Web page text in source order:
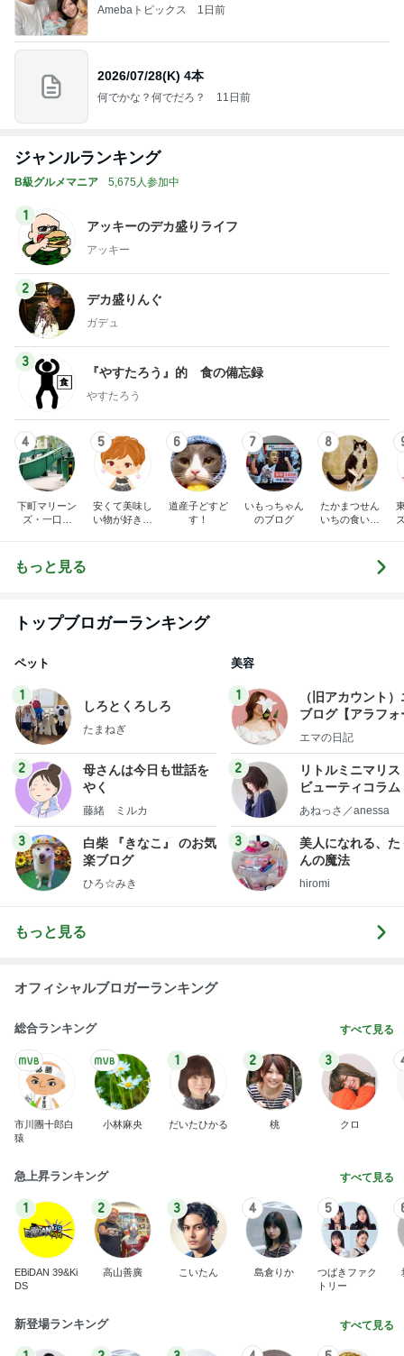
Amebaトピックス 1日前
2026/07/28(K) 4本
何でかな？何でだろ？ 11日前
ジャンルランキング
B級グルメマニア 5,675人参加中
1
アッキーのデカ盛りライフ
アッキー
2
デカ盛りんぐ
ガデュ
3
『やすたろう』的 食の備忘録
やすたろう
4
下町マリーン
ズ・一口馬
そば
5
安くて美味し
い物が好き☆
6
道産子どすど
す！
7
いもっちゃん
のブログ
8
たかまつせん
いちの食い散
もっと見る
トップブロガーランキング
ペット
1
しろとくろしろ
たまねぎ
2
母さんは今日も世話を
やく
藤緒 ミルカ
3
白柴 『きなこ』 のお気
楽ブログ
ひろ☆みき
美容
1
（旧アカウント
ブログ【アラフォ
社売却セカンドラ
エマの日記
2
リトルミニマリス
ビューティコラ
little
あねっさ／anessa
3
美人になれる、た
んの魔法
hiromi
もっと見る
オフィシャルブロガーランキング
総合ランキング すべて見る
市川團十郎白
猿
小林麻央
1
だいたひかる
2
桃
3
クロ
急上昇ランキング すべて見る
1
EBiDAN 39&Ki
DS
2
高山善廣
3
こいたん
4
島倉りか
5
つばきファク
トリー
新登場ランキング すべて見る